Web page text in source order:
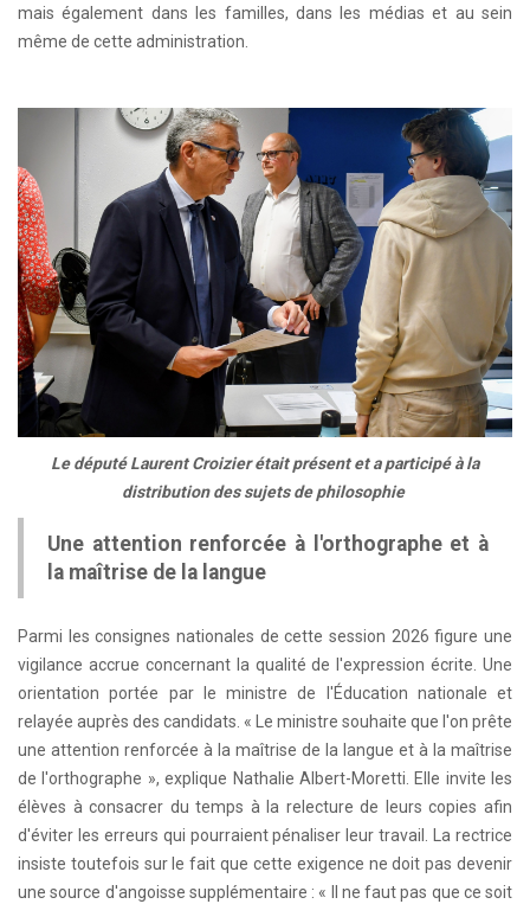
mais également dans les familles, dans les médias et au sein
même de cette administration.
Le député Laurent Croizier était présent et a participé à la
distribution des sujets de philosophie
Une attention renforcée à l'orthographe et à
la maîtrise de la langue
Parmi les consignes nationales de cette session 2026 figure une
vigilance accrue concernant la qualité de l'expression écrite. Une
orientation portée par le ministre de l'Éducation nationale et
relayée auprès des candidats. « Le ministre souhaite que l'on prête
une attention renforcée à la maîtrise de la langue et à la maîtrise
de l'orthographe », explique Nathalie Albert-Moretti. Elle invite les
élèves à consacrer du temps à la relecture de leurs copies afin
d'éviter les erreurs qui pourraient pénaliser leur travail. La rectrice
insiste toutefois sur le fait que cette exigence ne doit pas devenir
une source d'angoisse supplémentaire : « Il ne faut pas que ce soit